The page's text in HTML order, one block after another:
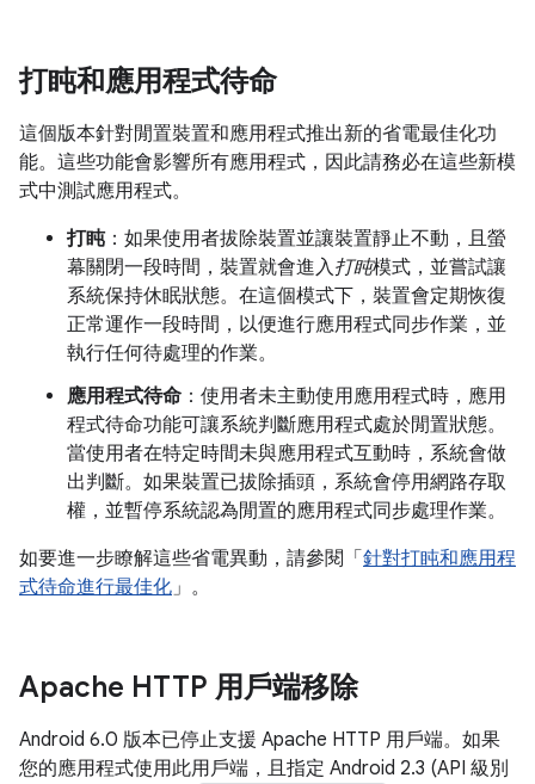
打盹和應用程式待命
這個版本針對閒置裝置和應用程式推出新的省電最佳化功
能。這些功能會影響所有應用程式，因此請務必在這些新模
式中測試應用程式。
打盹：如果使用者拔除裝置並讓裝置靜止不動，且螢
幕關閉一段時間，裝置就會進入打盹模式，並嘗試讓
系統保持休眠狀態。在這個模式下，裝置會定期恢復
正常運作一段時間，以便進行應用程式同步作業，並
執行任何待處理的作業。
應用程式待命 ：使用者未主動使用應用程式時，應用
程式待命功能可讓系統判斷應用程式處於閒置狀態。
當使用者在特定時間未與應用程式互動時，系統會做
出判斷。如果裝置已拔除插頭，系統會停用網路存取
權，並暫停系統認為閒置的應用程式同步處理作業。
如要進一步瞭解這些省電異動，請參閱「 針對打盹和應用程
式待命進行最佳化」。
Apache HTTP 用戶端移除
Android 6.0 版本已停止支援 Apache HTTP 用戶端。如果
您的應用程式使用此用戶端，且指定 Android 2.3 (API 級別